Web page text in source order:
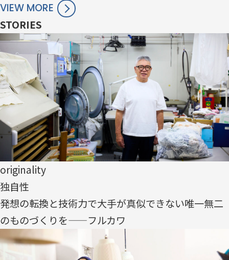
VIEW MORE
STORIES
originality
独自性
発想の転換と技術力で大手が真似できない唯一無二
のものづくりを——フルカワ